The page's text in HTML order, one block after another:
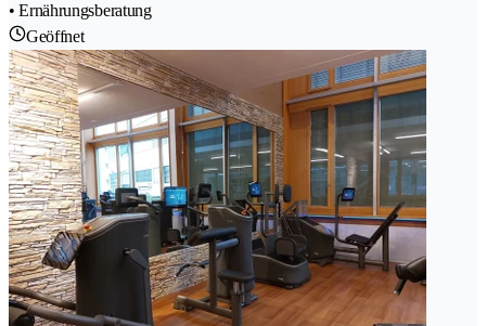
• Ernährungsberatung
Geöffnet